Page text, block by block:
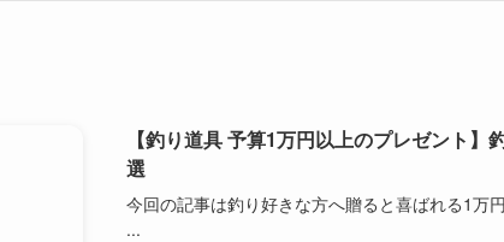
【釣り道具 予算1万円以上のプレゼント
選
今回の記事は釣り好きな方へ贈ると喜ばれる1万
...